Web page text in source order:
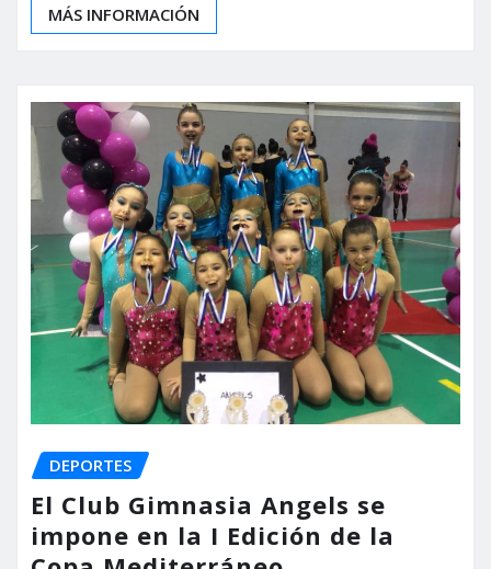
MÁS INFORMACIÓN
DEPORTES
El Club Gimnasia Angels se
impone en la I Edición de la